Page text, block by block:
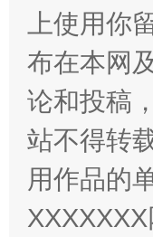
阿坝州三大
上使用你
布在本网
论和投稿
站不得转
用作品的